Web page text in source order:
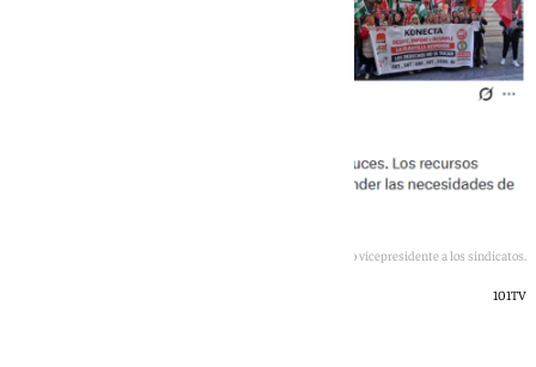
Manuel Gavira lanza su primer dardo como vicepresidente a los sindicatos.
101TV